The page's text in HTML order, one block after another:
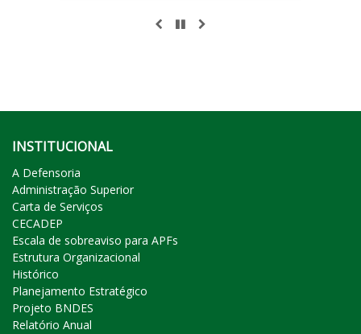
ANTERIOR
PAUSAR
INSTITUCIONAL
A Defensoria
Administração Superior
Carta de Serviços
CECADEP
Escala de sobreaviso para APFs
Estrutura Organizacional
Histórico
Planejamento Estratégico
Projeto BNDES
Relatório Anual